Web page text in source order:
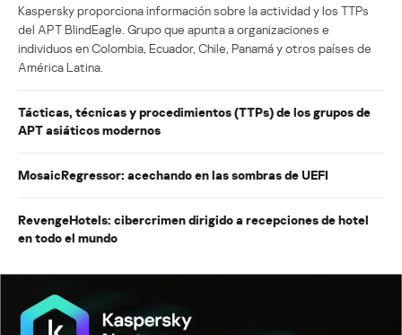
Kaspersky proporciona información sobre la actividad y los TTPs
del APT BlindEagle. Grupo que apunta a organizaciones e
individuos en Colombia, Ecuador, Chile, Panamá y otros países de
América Latina.
Tácticas, técnicas y procedimientos (TTPs) de los grupos de
APT asiáticos modernos
MosaicRegressor: acechando en las sombras de UEFI
RevengeHotels: cibercrimen dirigido a recepciones de hotel
en todo el mundo